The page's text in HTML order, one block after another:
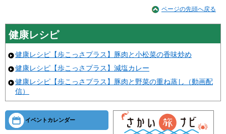
ページの先頭へ戻る
健康レシピ
健康レシピ【歩こっさプラス】豚肉と小松菜の香味炒め
健康レシピ【歩こっさプラス】減塩カレー
健康レシピ【歩こっさプラス】豚肉と野菜の重ね蒸し（動画配
信）
イベントカレンダー